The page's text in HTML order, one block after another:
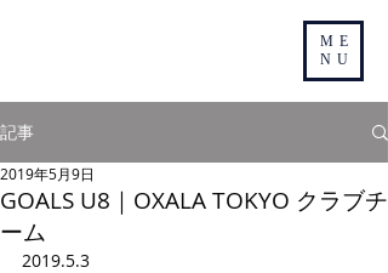
ME
NU
記事
GOALS U8｜OXALA TOKYO クラブチ
ーム
2019年5月9日
2019.5.3